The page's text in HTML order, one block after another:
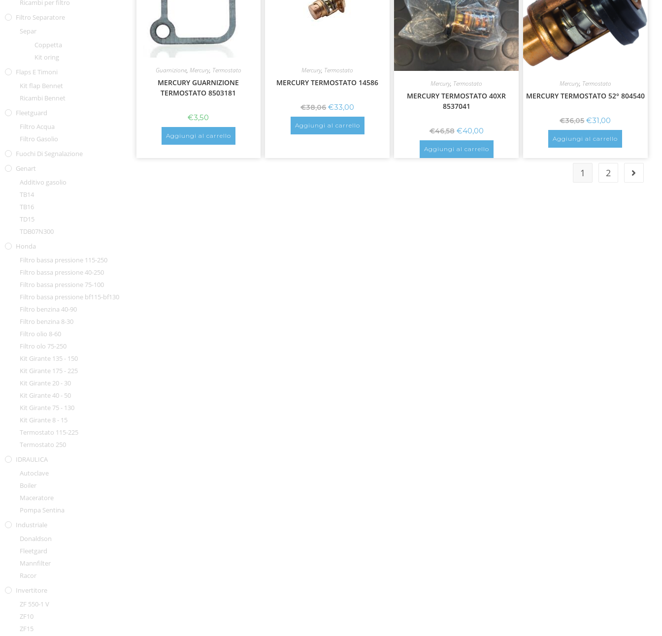
Ricambi per filtro
Filtro Separatore
Separ
Coppetta
Kit oring
Flaps E Timoni
Kit flap Bennet
Ricambi Bennet
Fleetguard
Filtro Acqua
Filtro Gasolio
Fuochi Di Segnalazione
Genart
Additivo gasolio
TB14
TB16
TD15
TDB07N300
Honda
Filtro bassa pressione 115-250
Filtro bassa pressione 40-250
Filtro bassa pressione 75-100
Filtro bassa pressione bf115-bf130
Filtro benzina 40-90
Filtro benzina 8-30
Filtro olio 8-60
Filtro olo 75-250
Kit Girante 135 - 150
Kit Girante 175 - 225
Kit Girante 20 - 30
Kit Girante 40 - 50
Kit Girante 75 - 130
Kit Girante 8 - 15
Termostato 115-225
Termostato 250
IDRAULICA
Autoclave
Boiler
Maceratore
Pompa Sentina
Industriale
Donaldson
Fleetgard
Mannfilter
Racor
Invertitore
ZF 550-1 V
ZF10
ZF15
Guarnizione, Mercury, Termostato
MERCURY GUARNIZIONE
TERMOSTATO 8503181
€3,50
Aggiungi al carrello
Mercury, Termostato
MERCURY TERMOSTATO 14586
€38,06 €33,00
Aggiungi al carrello
Mercury, Termostato
MERCURY TERMOSTATO 40XR
8537041
€46,58 €40,00
Aggiungi al carrello
Mercury, Termostato
MERCURY TERMOSTATO 52° 804540
€36,05 €31,00
Aggiungi al carrello
1 2